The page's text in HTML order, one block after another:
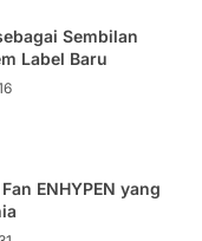
Sembilan
Label Baru
ENHYPEN yang